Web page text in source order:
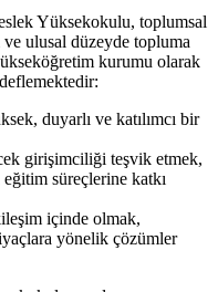
Yüksekokulu, toplumsal
ulusal düzeyde topluma
kurumu olarak
duyarlı ve katılımcı bir
girişimciliği teşvik etmek,
süreçlerine katkı
içinde olmak,
yönelik çözümler